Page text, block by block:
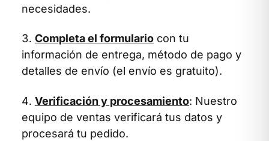
necesidades.
Completa el formulario con tu
información de entrega, método de pago y
detalles de envío (el envío es gratuito).
Verificación y procesamiento: Nuestro
equipo de ventas verificará tus datos y
procesará tu pedido.